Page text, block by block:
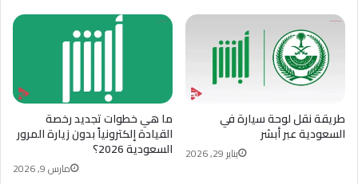
ما هي خطوات تجديد رخصة
القيادة إلكترونياً بدون زيارة المرور
السعودية 2026؟
مارس 9, 2026
طريقة نقل لوحة سيارة في
السعودية عبر أبشر
يناير 29, 2026